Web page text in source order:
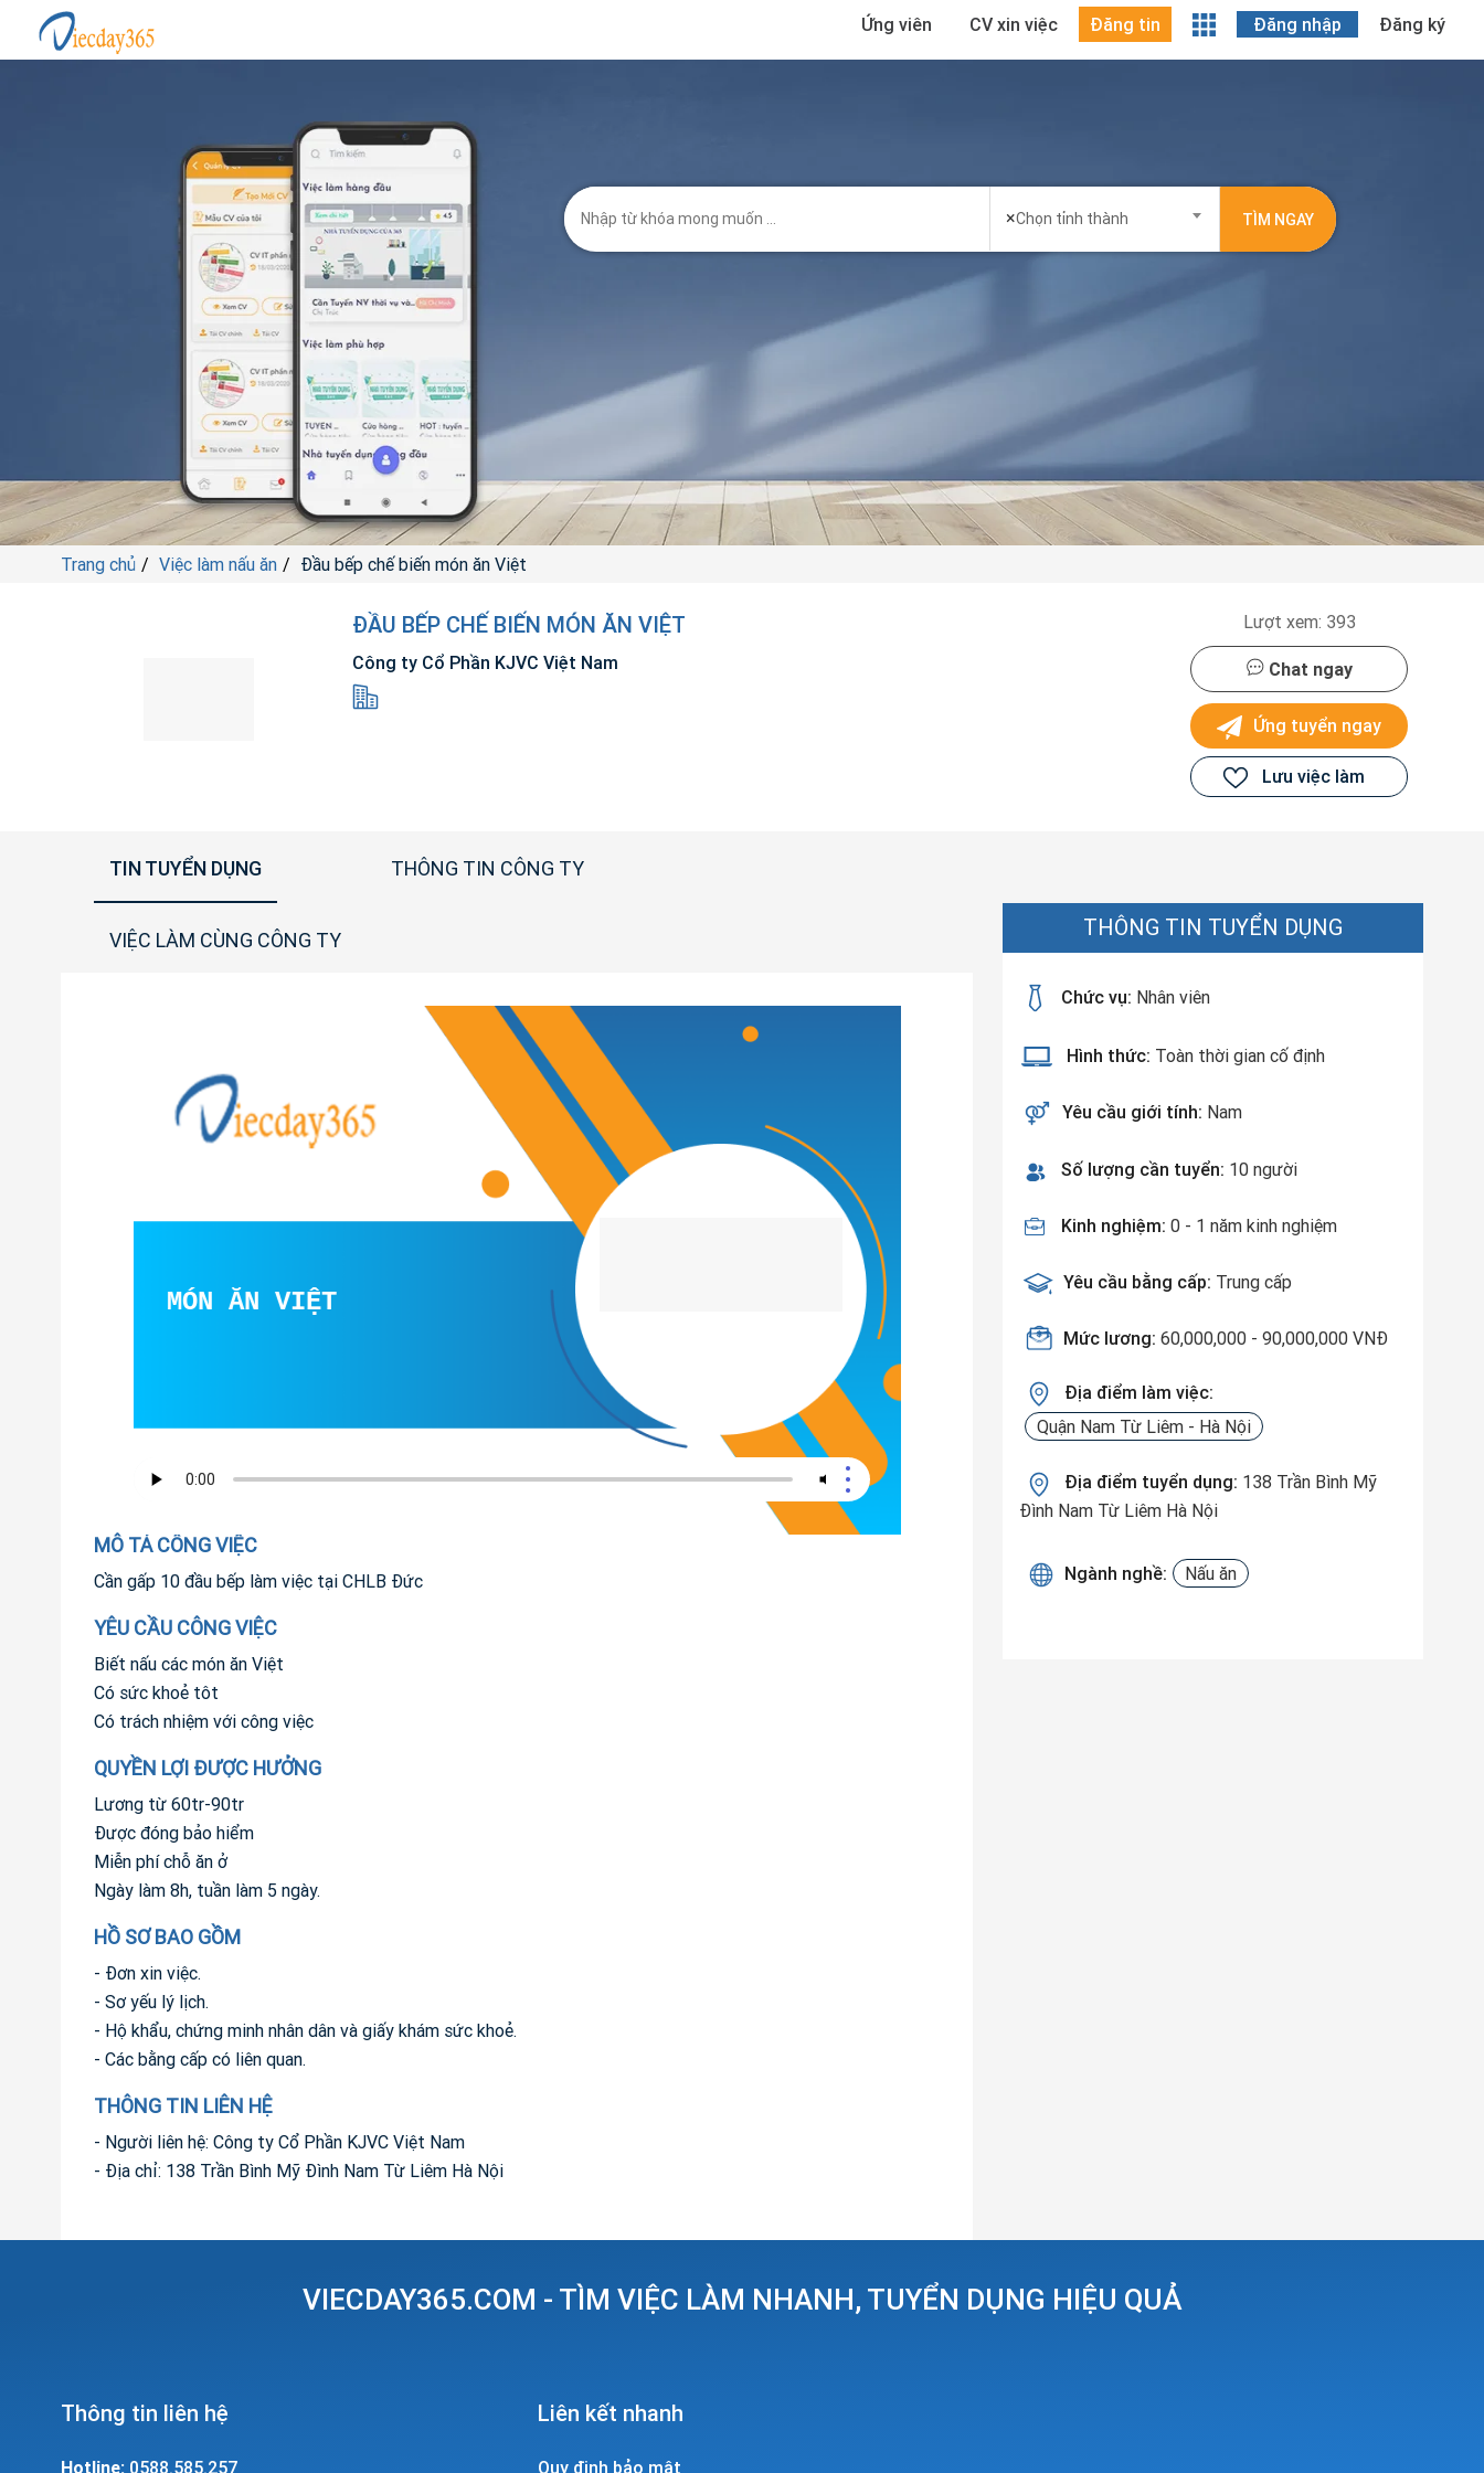
Ứng viên CV xin việc Đăng tin Đăng nhập Đăng ký
×Chọn tỉnh thành TÌM NGAY
Trang chủ Việc làm nấu ăn Đầu bếp chế biến món ăn Việt
ĐẦU BẾP CHẾ BIẾN MÓN ĂN VIỆT
Công ty Cổ Phần KJVC Việt Nam
Lượt xem: 393
Chat ngay
Ứng tuyển ngay
Lưu việc làm
TIN TUYỂN DỤNG THÔNG TIN CÔNG TY
VIỆC LÀM CÙNG CÔNG TY
BIẾN MÓN ĂN VIỆT
MÔ TẢ CÔNG VIỆC
Cần gấp 10 đầu bếp làm việc tại CHLB Đức
YÊU CẦU CÔNG VIỆC
Biết nấu các món ăn Việt
Có sức khoẻ tôt
Có trách nhiệm với công việc
QUYỀN LỢI ĐƯỢC HƯỞNG
Lương từ 60tr-90tr
Được đóng bảo hiểm
Miễn phí chỗ ăn ở
Ngày làm 8h, tuần làm 5 ngày.
HỒ SƠ BAO GỒM
- Đơn xin việc.
- Sơ yếu lý lịch.
- Hộ khẩu, chứng minh nhân dân và giấy khám sức khoẻ.
- Các bằng cấp có liên quan.
THÔNG TIN LIÊN HỆ
- Người liên hệ: Công ty Cổ Phần KJVC Việt Nam
- Địa chỉ: 138 Trần Bình Mỹ Đình Nam Từ Liêm Hà Nội
THÔNG TIN TUYỂN DỤNG
Chức vụ: Nhân viên
Hình thức: Toàn thời gian cố định
Yêu cầu giới tính: Nam
Số lượng cần tuyển: 10 người
Kinh nghiệm: 0 - 1 năm kinh nghiệm
Yêu cầu bằng cấp: Trung cấp
Mức lương: 60,000,000 - 90,000,000 VNĐ
Địa điểm làm việc:
Quận Nam Từ Liêm - Hà Nội
Địa điểm tuyển dụng: 138 Trần Bình Mỹ
Đình Nam Từ Liêm Hà Nội
Ngành nghề: Nấu ăn
VIECDAY365.COM - TÌM VIỆC LÀM NHANH, TUYỂN DỤNG HIỆU QUẢ
Thông tin liên hệ
Hotline: 0588.585.257
Liên kết nhanh
Quy định bảo mật